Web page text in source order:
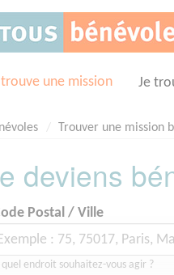
trouve une mission Je
Trouver une mission
deviens
Postal / Ville
quel endroit souhaitez-vous agir ?